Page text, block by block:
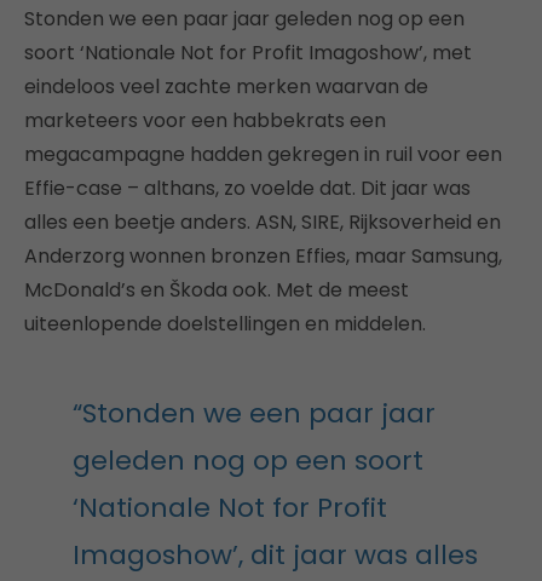
Stonden we een paar jaar geleden nog op een
soort ‘Nationale Not for Profit Imagoshow’, met
eindeloos veel zachte merken waarvan de
marketeers voor een habbekrats een
megacampagne hadden gekregen in ruil voor een
Effie-case – althans, zo voelde dat. Dit jaar was
alles een beetje anders. ASN, SIRE, Rijksoverheid en
Anderzorg wonnen bronzen Effies, maar Samsung,
McDonald’s en Škoda ook. Met de meest
uiteenlopende doelstellingen en middelen.
“Stonden we een paar jaar
geleden nog op een soort
‘Nationale Not for Profit
Imagoshow’, dit jaar was alles